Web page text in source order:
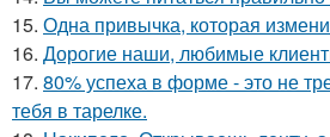
15. Одна привычка, которая
16. Дорогие наши, любимые
17. 80% успеха в форме - это не
тебя в тарелке.